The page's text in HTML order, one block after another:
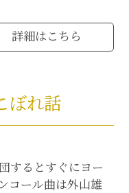
詳細はこちら
ぼれ話
するとすぐにヨー
コール曲は外山雄